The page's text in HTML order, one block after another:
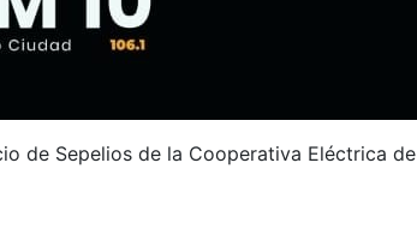
de Sepelios de la Cooperativa Eléctrica de